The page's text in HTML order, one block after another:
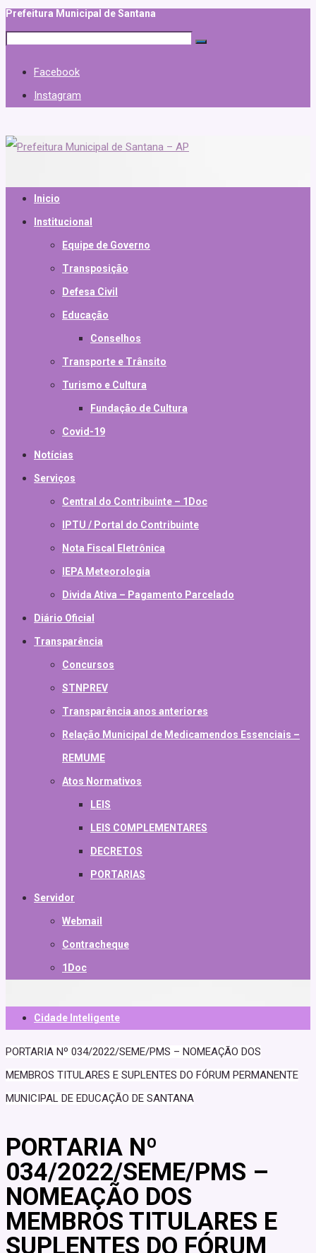
Prefeitura Municipal de Santana
Facebook
Instagram
Inicio
Institucional
Equipe de Governo
Transposição
Defesa Civil
Educação
Conselhos
Transporte e Trânsito
Turismo e Cultura
Fundação de Cultura
Covid-19
Notícias
Serviços
Central do Contribuinte – 1Doc
IPTU / Portal do Contribuinte
Nota Fiscal Eletrônica
IEPA Meteorologia
Divida Ativa – Pagamento Parcelado
Diário Oficial
Transparência
Concursos
STNPREV
Transparência anos anteriores
Relação Municipal de Medicamendos Essenciais –
REMUME
Atos Normativos
LEIS
LEIS COMPLEMENTARES
DECRETOS
PORTARIAS
Servidor
Webmail
Contracheque
1Doc
Cidade Inteligente
PORTARIA Nº 034/2022/SEME/PMS – NOMEAÇÃO DOS
MEMBROS TITULARES E SUPLENTES DO FÓRUM PERMANENTE
MUNICIPAL DE EDUCAÇÃO DE SANTANA
PORTARIA Nº
034/2022/SEME/PMS –
NOMEAÇÃO DOS
MEMBROS TITULARES E
SUPLENTES DO FÓRUM